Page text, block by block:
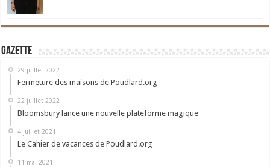
Gazette
29 juillet 2022
Fermeture des maisons de Poudlard.org
22 juillet 2022
Bloomsbury lance une nouvelle plateforme magique
4 juillet 2021
Le Cahier de vacances de Poudlard.org
11 mai 2021